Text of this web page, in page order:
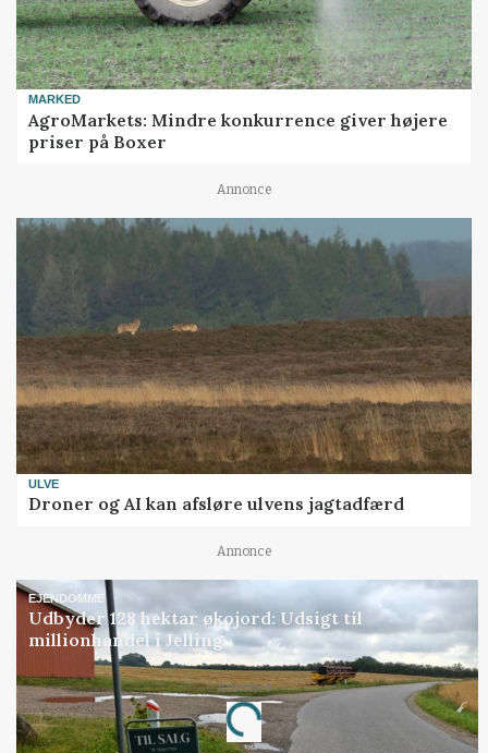
MARKED
AgroMarkets: Mindre konkurrence giver højere
priser på Boxer
Annonce
ULVE
Droner og AI kan afsløre ulvens jagtadfærd
Annonce
EJENDOMME
Udbyder 128 hektar økojord: Udsigt til
millionhandel i Jelling
Annonce
Loading...